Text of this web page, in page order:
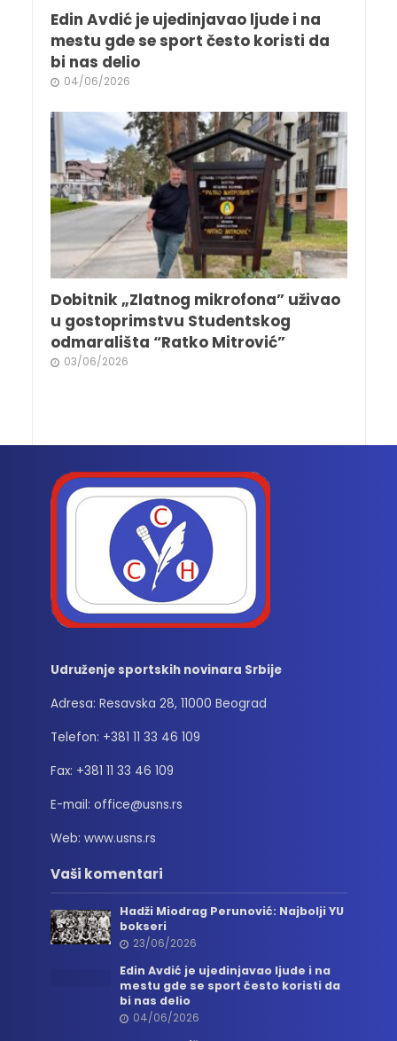
Edin Avdić je ujedinjavao ljude i na
mestu gde se sport često koristi da
bi nas delio
04/06/2026
Dobitnik „Zlatnog mikrofona” uživao
u gostoprimstvu Studentskog
odmarališta “Ratko Mitrović”
03/06/2026
Udruženje sportskih novinara Srbije
Adresa: Resavska 28, 11000 Beograd
Telefon: +381 11 33 46 109
Fax: +381 11 33 46 109
E-mail: office@usns.rs
Web: www.usns.rs
Vaši komentari
Hadži Miodrag Perunović: Najbolji YU
bokseri
23/06/2026
Edin Avdić je ujedinjavao ljude i na
mestu gde se sport često koristi da
bi nas delio
04/06/2026